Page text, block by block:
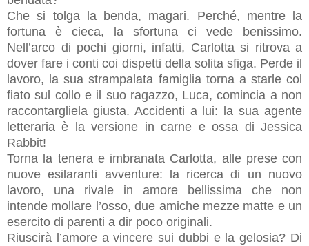
Che si tolga la benda, magari. Perché, mentre la
fortuna è cieca, la sfortuna ci vede benissimo.
Nell’arco di pochi giorni, infatti, Carlotta si ritrova a
dover fare i conti coi dispetti della solita sfiga. Perde il
lavoro, la sua strampalata famiglia torna a starle col
fiato sul collo e il suo ragazzo, Luca, comincia a non
raccontargliela giusta. Accidenti a lui: la sua agente
letteraria è la versione in carne e ossa di Jessica
Rabbit!
Torna la tenera e imbranata Carlotta, alle prese con
nuove esilaranti avventure: la ricerca di un nuovo
lavoro, una rivale in amore bellissima che non
intende mollare l’osso, due amiche mezze matte e un
esercito di parenti a dir poco originali.
Riuscirà l’amore a vincere sui dubbi e la gelosia? Di